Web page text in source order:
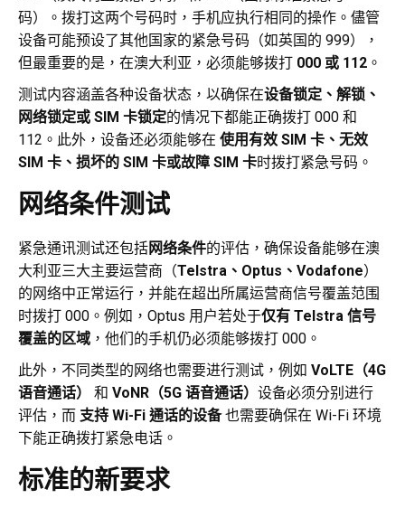
码）。拨打这两个号码时，手机应执行相同的操作。儘管
设备可能预设了其他国家的紧急号码（如英国的 999），
但最重要的是，在澳大利亚，必须能够拨打 000 或 112 。
测试内容涵盖各种设备状态，以确保在设备锁定、解锁、
网络锁定或 SIM 卡锁定的情况下都能正确拨打 000 和
112。此外，设备还必须能够在 使用有效 SIM 卡、无效
SIM 卡、损坏的 SIM 卡或故障 SIM 卡时拨打紧急号码。
网络条件测试
紧急通讯测试还包括网络条件的评估，确保设备能够在澳
大利亚三大主要运营商（Telstra、Optus、Vodafone）
的网络中正常运行，并能在超出所属运营商信号覆盖范围
时拨打 000。例如，Optus 用户若处于仅有 Telstra 信号
覆盖的区域 ，他们的手机仍必须能够拨打 000。
此外，不同类型的网络也需要进行测试，例如 VoLTE（4G
语音通话）
和 VoNR（5G 语音通话） 设备必须分别进行
评估，而 支持 Wi-Fi 通话的设备也需要确保在 Wi-Fi 环境
下能正确拨打紧急电话。
标准的新要求